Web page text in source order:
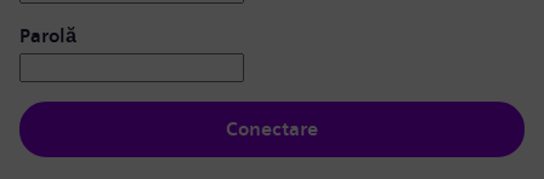
Parolă
Conectare